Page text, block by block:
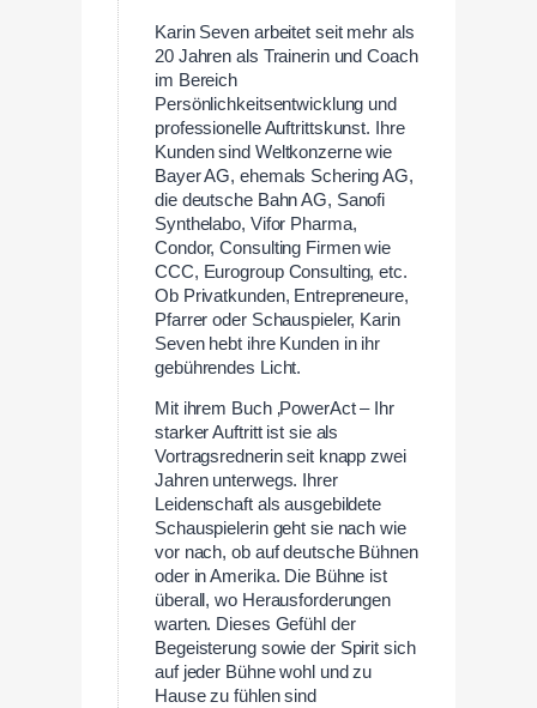
Karin Seven arbeitet seit mehr als
20 Jahren als Trainerin und Coach
im Bereich
Persönlichkeitsentwicklung und
professionelle Auftrittskunst. Ihre
Kunden sind Weltkonzerne wie
Bayer AG, ehemals Schering AG,
die deutsche Bahn AG, Sanofi
Synthelabo, Vifor Pharma,
Condor, Consulting Firmen wie
CCC, Eurogroup Consulting, etc.
Ob Privatkunden, Entrepreneure,
Pfarrer oder Schauspieler, Karin
Seven hebt ihre Kunden in ihr
gebührendes Licht.
Mit ihrem Buch ‚PowerAct – Ihr
starker Auftritt ist sie als
Vortragsrednerin seit knapp zwei
Jahren unterwegs. Ihrer
Leidenschaft als ausgebildete
Schauspielerin geht sie nach wie
vor nach, ob auf deutsche Bühnen
oder in Amerika. Die Bühne ist
überall, wo Herausforderungen
warten. Dieses Gefühl der
Begeisterung sowie der Spirit sich
auf jeder Bühne wohl und zu
Hause zu fühlen sind